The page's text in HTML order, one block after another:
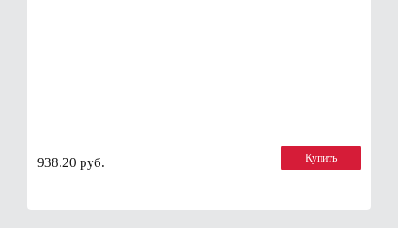
938.20 руб. Купить